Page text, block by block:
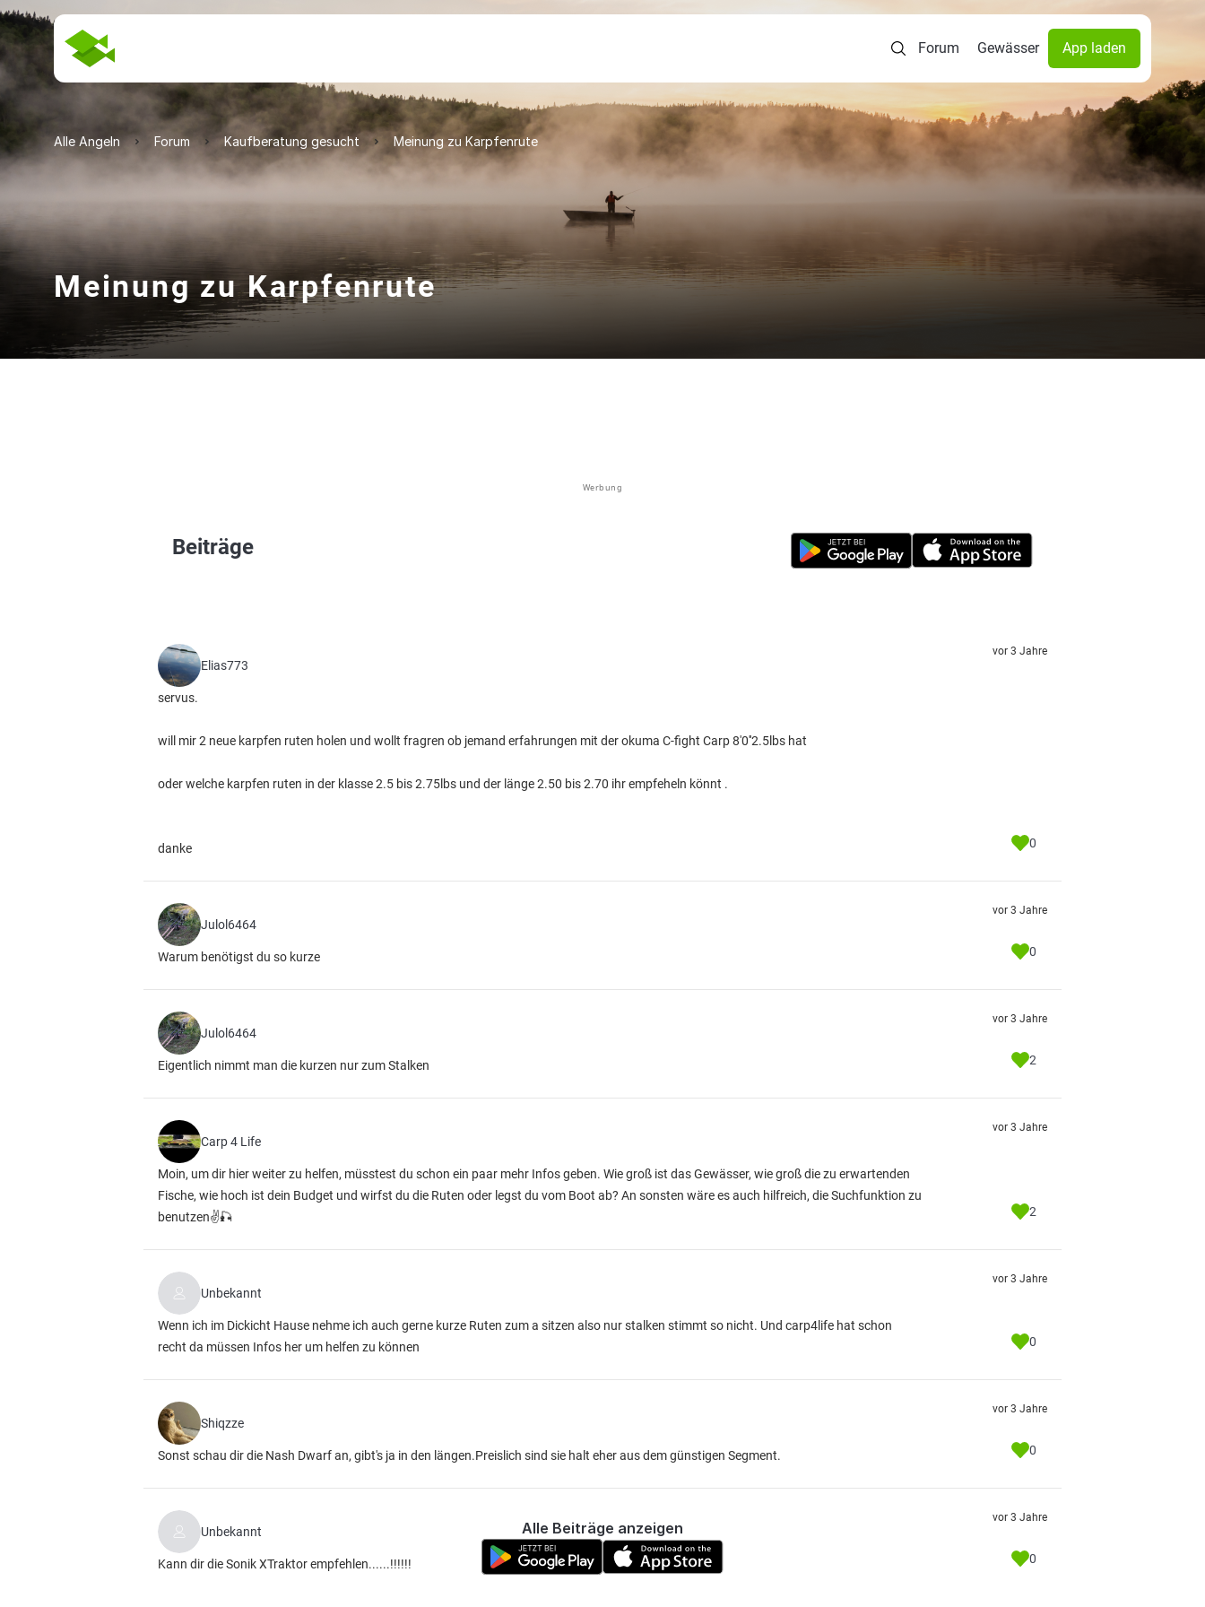
Forum Gewässer App laden
Alle Angeln Forum Kaufberatung gesucht Meinung zu Karpfenrute
Meinung zu Karpfenrute
Werbung
Beiträge
Elias773
servus.
will mir 2 neue karpfen ruten holen und wollt fragren ob jemand erfahrungen mit der okuma C-fight Carp 8'0''2.5lbs hat
oder welche karpfen ruten in der klasse 2.5 bis 2.75lbs und der länge 2.50 bis 2.70 ihr empfeheln könnt .
danke
vor 3 Jahre
0
Julol6464
Warum benötigst du so kurze
vor 3 Jahre
0
Julol6464
Eigentlich nimmt man die kurzen nur zum Stalken
vor 3 Jahre
2
Carp 4 Life
Moin, um dir hier weiter zu helfen, müsstest du schon ein paar mehr Infos geben. Wie groß ist das Gewässer, wie groß die zu erwartenden
Fische, wie hoch ist dein Budget und wirfst du die Ruten oder legst du vom Boot ab? An sonsten wäre es auch hilfreich, die Suchfunktion zu
benutzen✌️🎣
vor 3 Jahre
2
Unbekannt
Wenn ich im Dickicht Hause nehme ich auch gerne kurze Ruten zum a sitzen also nur stalken stimmt so nicht. Und carp4life hat schon
recht da müssen Infos her um helfen zu können
vor 3 Jahre
0
Shiqzze
Sonst schau dir die Nash Dwarf an, gibt's ja in den längen.Preislich sind sie halt eher aus dem günstigen Segment.
vor 3 Jahre
0
Unbekannt
Kann dir die Sonik XTraktor empfehlen......!!!!!!
vor 3 Jahre
0
Alle Beiträge anzeigen